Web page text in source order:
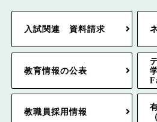
入試関連 資料請求
教育情報の公表
教職員採用情報